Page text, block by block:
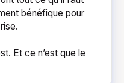
bénéfique pour
Et ce n’est que le